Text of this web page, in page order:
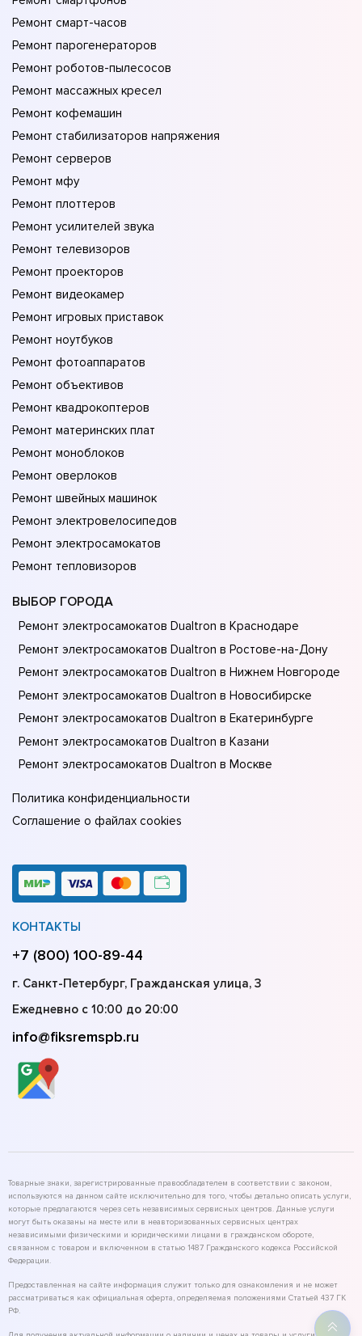
Ремонт смарт-часов
Ремонт парогенераторов
Ремонт роботов-пылесосов
Ремонт массажных кресел
Ремонт кофемашин
Ремонт стабилизаторов напряжения
Ремонт серверов
Ремонт мфу
Ремонт плоттеров
Ремонт усилителей звука
Ремонт телевизоров
Ремонт проекторов
Ремонт видеокамер
Ремонт игровых приставок
Ремонт ноутбуков
Ремонт фотоаппаратов
Ремонт объективов
Ремонт квадрокоптеров
Ремонт материнских плат
Ремонт моноблоков
Ремонт оверлоков
Ремонт швейных машинок
Ремонт электровелосипедов
Ремонт электросамокатов
Ремонт тепловизоров
ВЫБОР ГОРОДА
Ремонт электросамокатов Dualtron в Краснодаре
Ремонт электросамокатов Dualtron в Ростове-на-Донy
Ремонт электросамокатов Dualtron в Нижнем Новгороде
Ремонт электросамокатов Dualtron в Новосибирске
Ремонт электросамокатов Dualtron в Екатеринбурге
Ремонт электросамокатов Dualtron в Казани
Ремонт электросамокатов Dualtron в Москве
Политика конфиденциальности
Соглашение о файлах cookies
КОНТАКТЫ
+7 (800) 100-89-44
г. Санкт-Петербург, Гражданская улица, 3
Ежедневно с 10:00 до 20:00
info@fiksremspb.ru
Товарные знаки, зарегистрированные правообладателем в соответствии с законом,
используются на данном сайте исключительно для того, чтобы детально описать услуги,
которые предлагаются через сеть независимых сервисных центров. Данные услуги
могут быть оказаны на месте или в неавторизованных сервисных центрах
независимыми физическими и юридическими лицами в гражданском обороте,
связанном с товаром и включенном в статью 1487 Гражданского кодекса Российской
Федерации.
Предоставленная на сайте информация служит только для ознакомления и не может
рассматриваться как официальная оферта, определяемая положениями Статьей 437 ГК
РФ.